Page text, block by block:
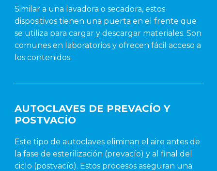
Similar a una lavadora o secadora, estos
dispositivos tienen una puerta en el frente que
se utiliza para cargar y descargar materiales. Son
comunes en laboratorios y ofrecen fácil acceso a
los contenidos.
AUTOCLAVES DE PREVACÍO Y
POSTVACÍO
Este tipo de autoclaves eliminan el aire antes de
la fase de esterilización (prevacío) y al final del
ciclo (postvacío). Estos procesos aseguran una